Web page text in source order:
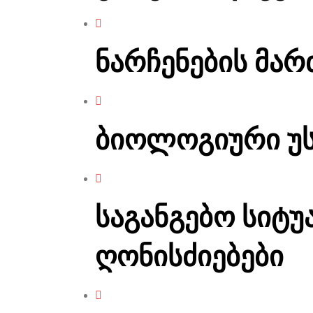
ნარჩენების
ბიოლოგიური
საგანგებო
ღონისძიებები